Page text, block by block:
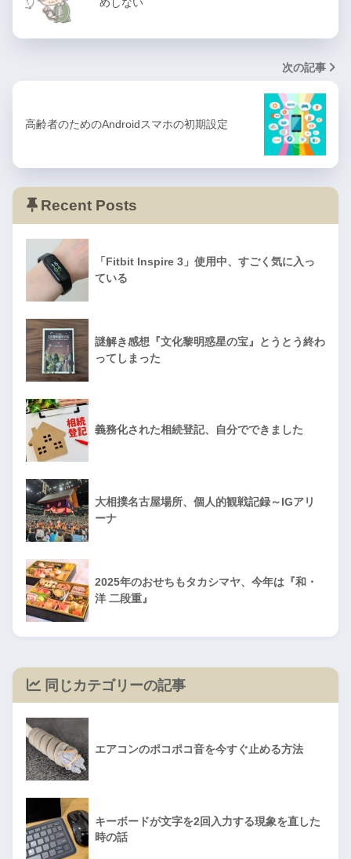
次の記事
高齢者のためのAndroidスマホの初期設定
Recent Posts
「Fitbit Inspire 3」使用中、すごく気に入っ
ている
謎解き感想『文化黎明惑星の宝』とうとう終わ
ってしまった
義務化された相続登記、自分でできました
大相撲名古屋場所、個人的観戦記録～IGアリ
ーナ
2025年のおせちもタカシマヤ、今年は『和・
洋 二段重』
同じカテゴリーの記事
エアコンのポコポコ音を今すぐ止める方法
キーボードが文字を2回入力する現象を直した
時の話